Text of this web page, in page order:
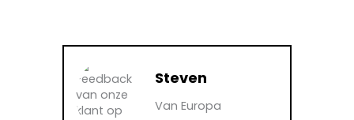
Steven
Van Europa